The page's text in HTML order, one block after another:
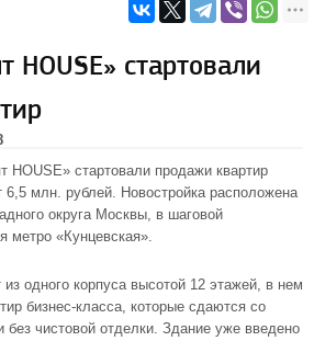
стартовали
HOUSE» стартовали продажи квартир
6,5 млн. рублей. Новостройка расположена
округа Москвы, в шаговой
метро «Кунцевская».
одного корпуса высотой 12 этажей, в нем
бизнес-класса, которые сдаются со
без чистовой отделки. Здание уже введено